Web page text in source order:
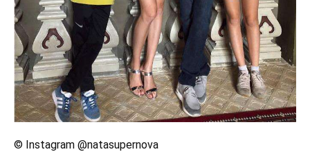
© Instagram @natasupernova